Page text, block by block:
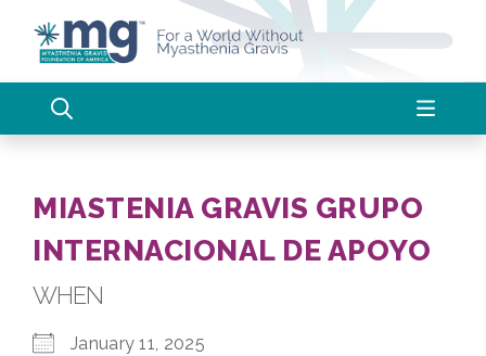
content
MIASTENIA GRAVIS GRUPO
INTERNACIONAL DE APOYO
WHEN
January 11, 2025